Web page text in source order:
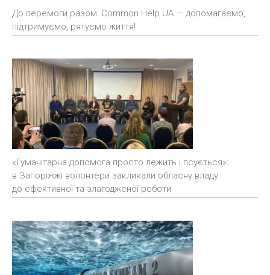
До перемоги разом: Common Help UA — допомагаємо,
підтримуємо, рятуємо життя!
«Гуманітарна допомога просто лежить і псується»:
в Запоріжжі волонтери закликали обласну владу
до ефективної та злагодженої роботи